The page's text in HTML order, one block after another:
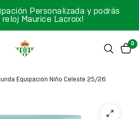
Personalizada y podrás
Maurice Lacroix!
0
Equipación Niño Celeste 25/26